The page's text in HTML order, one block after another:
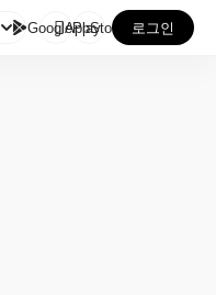
GooglePlay
AppStore 로그인